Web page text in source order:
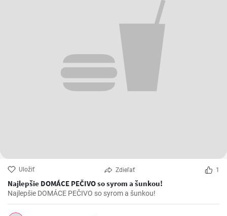
Uložiť Zdieľať 1
Najlepšie DOMÁCE PEČIVO so syrom a šunkou!
Najlepšie DOMÁCE PEČIVO so syrom a šunkou!